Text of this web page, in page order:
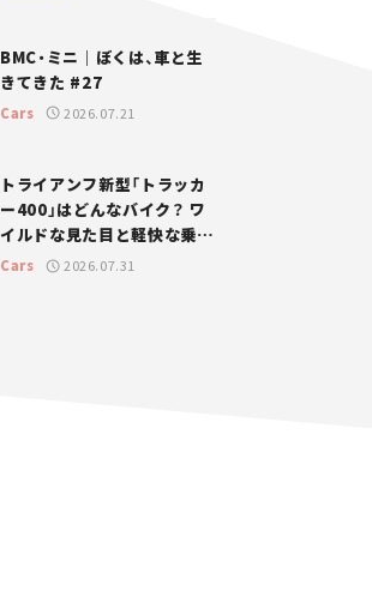
BMC・ミニ｜ぼくは、車と生
きてきた #27
Cars 2026.07.21
トライアンフ新型「トラッカ
ー400」はどんなバイク？ ワ
イルドな見た目と軽快な乗り
味を両立した400ccフラット
Cars 2026.07.31